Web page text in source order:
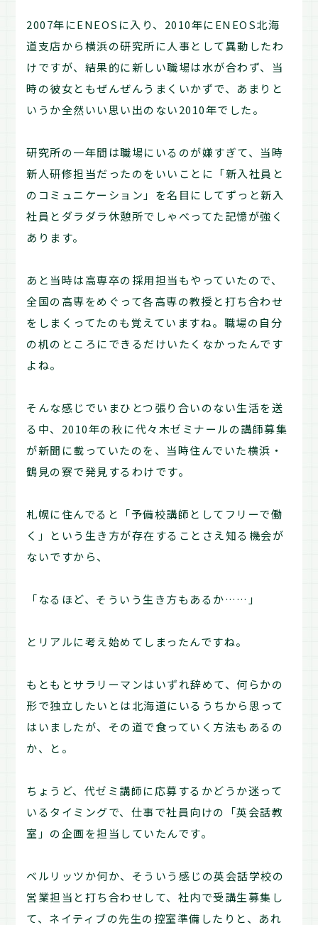
2007年にENEOSに入り、2010年にENEOS北海
道支店から横浜の研究所に人事として異動したわ
けですが、結果的に新しい職場は水が合わず、当
時の彼女ともぜんぜんうまくいかずで、あまりと
いうか全然いい思い出のない2010年でした。
研究所の一年間は職場にいるのが嫌すぎて、当時
新人研修担当だったのをいいことに「新入社員と
のコミュニケーション」を名目にしてずっと新入
社員とダラダラ休憩所でしゃべってた記憶が強く
あります。
あと当時は高専卒の採用担当もやっていたので、
全国の高専をめぐって各高専の教授と打ち合わせ
をしまくってたのも覚えていますね。職場の自分
の机のところにできるだけいたくなかったんです
よね。
そんな感じでいまひとつ張り合いのない生活を送
る中、2010年の秋に代々木ゼミナールの講師募集
が新聞に載っていたのを、当時住んでいた横浜・
鶴見の寮で発見するわけです。
札幌に住んでると「予備校講師としてフリーで働
く」という生き方が存在することさえ知る機会が
ないですから、
「なるほど、そういう生き方もあるか……」
とリアルに考え始めてしまったんですね。
もともとサラリーマンはいずれ辞めて、何らかの
形で独立したいとは北海道にいるうちから思って
はいましたが、その道で食っていく方法もあるの
か、と。
ちょうど、代ゼミ講師に応募するかどうか迷って
いるタイミングで、仕事で社員向けの「英会話教
室」の企画を担当していたんです。
ベルリッツか何か、そういう感じの英会話学校の
営業担当と打ち合わせして、社内で受講生募集し
て、ネイティブの先生の控室準備したりと、あれ